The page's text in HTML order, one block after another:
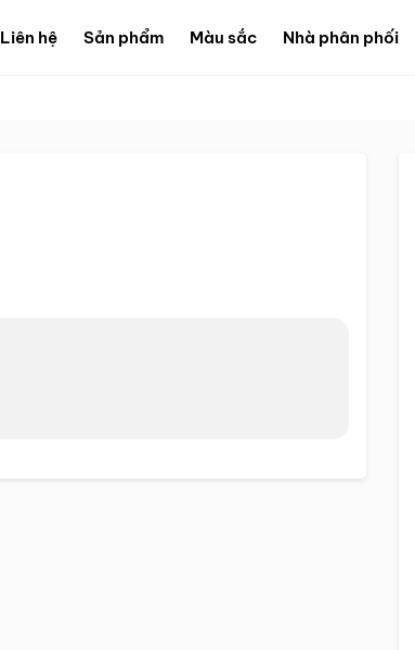
Liên hệ Sản phẩm Màu sắc Nhà phân phối